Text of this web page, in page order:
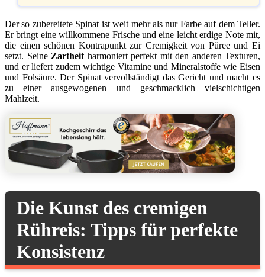
Der so zubereitete Spinat ist weit mehr als nur Farbe auf dem Teller.
Er bringt eine willkommene Frische und eine leicht erdige Note mit,
die einen schönen Kontrapunkt zur Cremigkeit von Püree und Ei
setzt. Seine Zartheit harmoniert perfekt mit den anderen Texturen,
und er liefert zudem wichtige Vitamine und Mineralstoffe wie Eisen
und Folsäure. Der Spinat vervollständigt das Gericht und macht es
zu einer ausgewogenen und geschmacklich vielschichtigen
Mahlzeit.
Die Kunst des cremigen
Rühreis: Tipps für perfekte
Konsistenz